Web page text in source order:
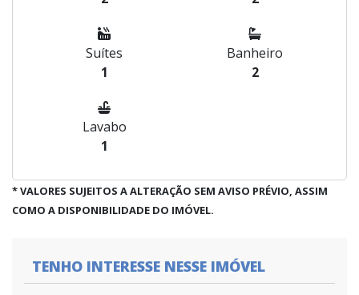
Suítes
1
Banheiro
2
Lavabo
1
* VALORES SUJEITOS A ALTERAÇÃO SEM AVISO PRÉVIO, ASSIM
COMO A DISPONIBILIDADE DO IMÓVEL.
TENHO INTERESSE NESSE IMÓVEL